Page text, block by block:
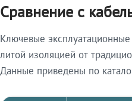
Сравнение с
Ключевые
литой изоляцией от
Данные приведены по